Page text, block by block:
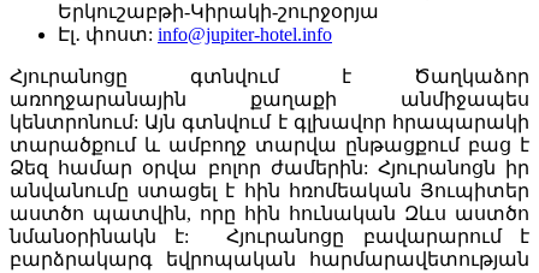
Երկուշաբթի-Կիրակի-շուրջօրյա
Էլ․ փոստ: info@jupiter-hotel.info
Հյուրանոցը գտնվում է Ծաղկաձոր
առողջարանային քաղաքի անմիջապես
կենտրոնում: Այն գտնվում է գլխավոր հրապարակի
տարածքում և ամբողջ տարվա ընթացքում բաց է
Ձեզ համար օրվա բոլոր ժամերին: Հյուրանոցն իր
անվանումը ստացել է հին հռոմեական Յուպիտեր
աստծո պատվին, որը հին հունական Զևս աստծո
նմանօրինակն է: Հյուրանոցը բավարարում է
բարձրակարգ եվրոպական հարմարավետության